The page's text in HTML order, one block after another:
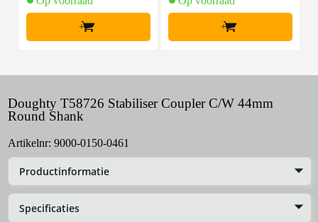
+ +
Doughty T58726 Stabiliser Coupler C/W 44mm
Round Shank
Artikelnr: 9000-0150-0461
Productinformatie
Specificaties